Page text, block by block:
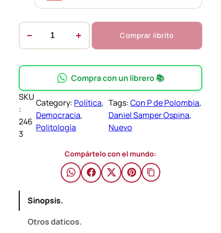
.
0
0
$
o
n
d
e
P
o
l
i
–
− + Comprar librito
Compra con un librero 📚
SKU
:
246
3
Category: Política
Democracia
Politología
Tags:Con P de Polombia
Daniel Samper Ospina
Nuevo
Compártelo con el mundo:
Sinopsis.
Otros daticos.